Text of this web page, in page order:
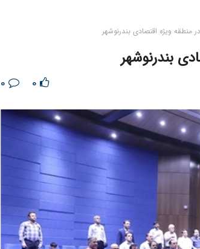
منطقه ویژه اقتصادی بندرنوشهر
بندرنوشهر
0